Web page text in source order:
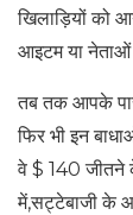
खिलाड़ियों को
आइटम या
तब तक आपके
फिर भी इन
वे $ 140 जीतने
में,सट्टेबाजी के